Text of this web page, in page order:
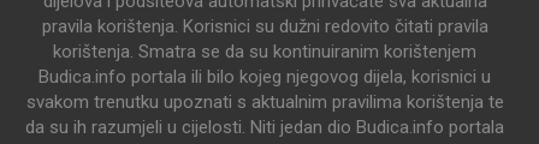
pravila korištenja. Korisnici su dužni redovito čitati pravila
korištenja. Smatra se da su kontinuiranim korištenjem
Budica.info portala ili bilo kojeg njegovog dijela, korisnici u
svakom trenutku upoznati s aktualnim pravilima korištenja te
da su ih razumjeli u cijelosti. Niti jedan dio Budica.info portala